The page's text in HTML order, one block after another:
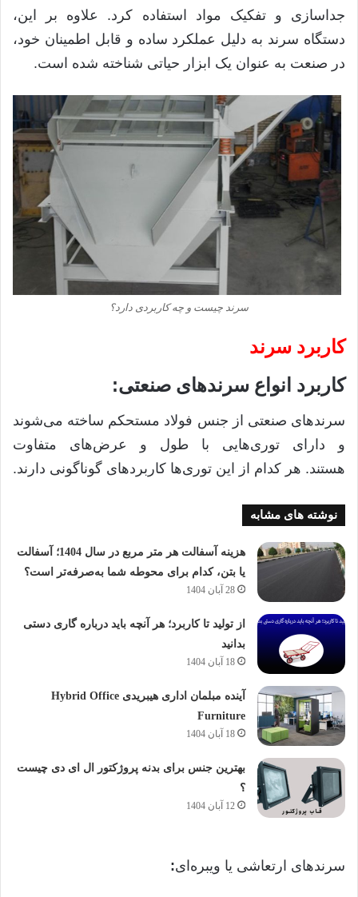
جداسازی و تفکیک مواد استفاده کرد.
علاوه بر این،
دستگاه سرند به دلیل عملکرد ساده و قابل اطمینان خود،
در صنعت به عنوان یک ابزار حیاتی شناخته شده است.
سرند چیست و چه کاربردی دارد؟
کاربرد سرند
کاربرد انواع سرندهای صنعتی:
سرندهای صنعتی از جنس فولاد مستحکم ساخته می‌شوند
و دارای توری‌هایی با طول و عرض‌های متفاوت
هستند. هر کدام از این توری‌ها کاربردهای گوناگونی دارند.
نوشته های مشابه
هزینه آسفالت هر متر مربع در سال 1404؛ آسفالت
یا بتن، کدام برای محوطه شما به‌صرفه‌تر است؟
28 آبان 1404
از تولید تا کاربرد؛ هر آنچه باید درباره گاری دستی
بدانید
18 آبان 1404
آینده مبلمان اداری هیبریدی Hybrid Office
Furniture
18 آبان 1404
بهترین جنس برای بدنه پروژکتور ال ای دی چیست
؟
12 آبان 1404
سرندهای ارتعاشی یا ویبره‌ای: